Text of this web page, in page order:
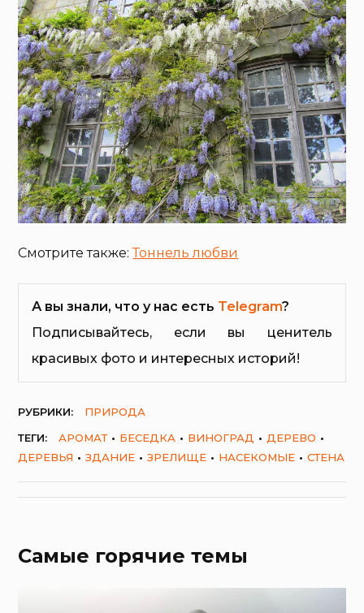
Смотрите также:Тоннель любви
А вы знали, что у нас есть Telegram?
Подписывайтесь, если вы ценитель
красивых фото и интересных историй!
РУБРИКИ:
ПРИРОДА
ТЕГИ:
АРОМАТ БЕСЕДКА ВИНОГРАД
ДЕРЕВО
ДЕРЕВЬЯ
ЗДАНИЕ ЗРЕЛИЩЕ НАСЕКОМЫЕ СТЕНА
Самые горячие темы